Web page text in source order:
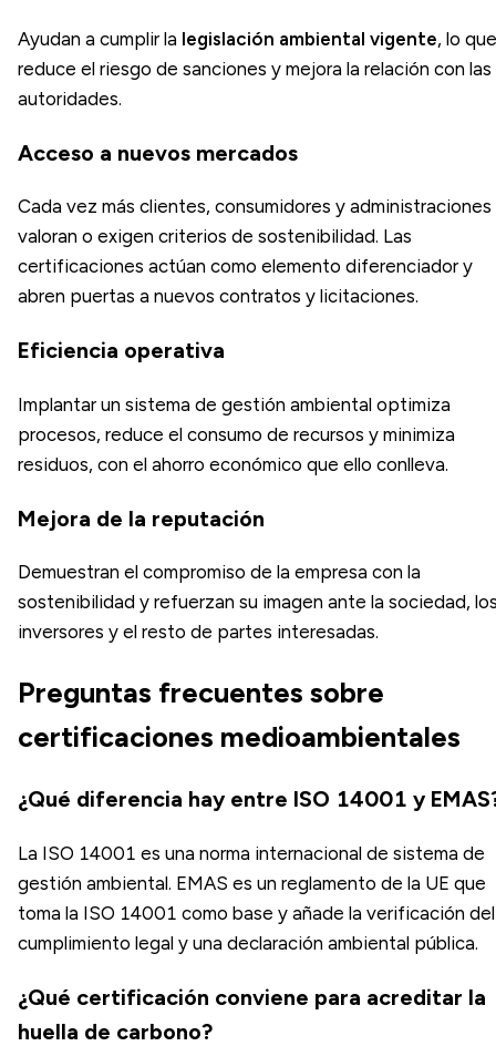
Ayudan a cumplir la legislación ambiental vigente, lo que
reduce el riesgo de sanciones y mejora la relación con las
autoridades.
Acceso a nuevos mercados
Cada vez más clientes, consumidores y administraciones
valoran o exigen criterios de sostenibilidad. Las
certificaciones actúan como elemento diferenciador y
abren puertas a nuevos contratos y licitaciones.
Eficiencia operativa
Implantar un sistema de gestión ambiental optimiza
procesos, reduce el consumo de recursos y minimiza
residuos, con el ahorro económico que ello conlleva.
Mejora de la reputación
Demuestran el compromiso de la empresa con la
sostenibilidad y refuerzan su imagen ante la sociedad,
inversores y el resto de partes interesadas.
Preguntas frecuentes sobre
certificaciones medioambientales
¿Qué diferencia hay entre ISO 14001 y
La ISO 14001 es una norma internacional de sistema de
gestión ambiental. EMAS es un reglamento de la UE que
toma la ISO 14001 como base y añade la verificación del
cumplimiento legal y una declaración ambiental pública.
¿Qué certificación conviene para acreditar la
huella de carbono?